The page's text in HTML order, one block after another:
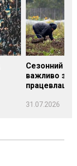
Сезонний
важливо
31.07.2026